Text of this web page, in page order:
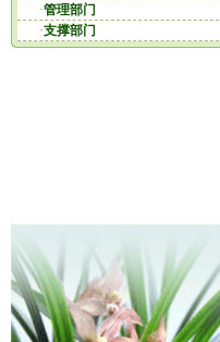
·管理部门
·支撑部门